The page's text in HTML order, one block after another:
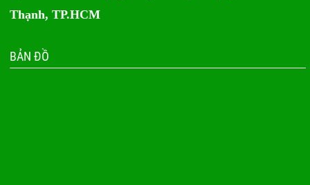
Thạnh, TP.HCM
BẢN ĐỒ